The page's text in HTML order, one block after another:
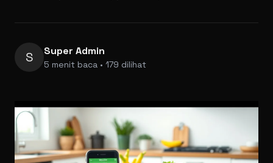
S Super Admin
5 menit baca • 179 dilihat